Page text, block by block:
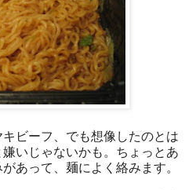
ビーフ、でも想像したのとは
いじゃないかも。ちょっとあ
あって、麺によく絡みます。